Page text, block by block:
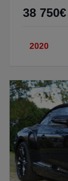
38 750€
2020